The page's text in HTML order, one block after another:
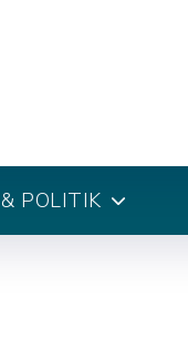
POLITIK